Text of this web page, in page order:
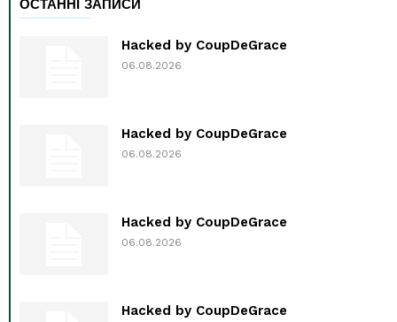
ОСТАННІ ЗАПИСИ
Hacked by CoupDeGrace
06.08.2026
Hacked by CoupDeGrace
06.08.2026
Hacked by CoupDeGrace
06.08.2026
Hacked by CoupDeGrace